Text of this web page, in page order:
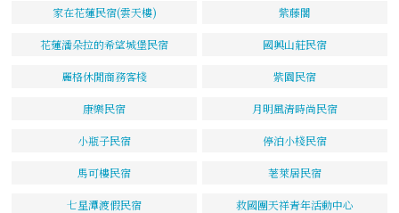
家在花蓮民宿(雲天樓) 紫藤閣
花蓮潘朵拉的希望城堡民宿 國興山莊民宿
麗格休閒商務客棧 紫園民宿
康樂民宿 月明風清時尚民宿
小瓶子民宿 停泊小棧民宿
馬可樓民宿 荖萊居民宿
七星潭渡假民宿 救國團天祥青年活動中心